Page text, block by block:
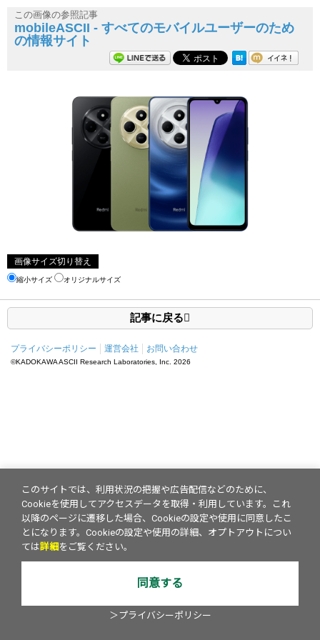
この画像の参照記事
mobileASCII - すべてのモバイルユーザーのため
の情報サイト
画像サイズ切り替え
縮小サイズ オリジナルサイズ
記事に戻る
プライバシーポリシー 運営会社 お問い合わせ
©KADOKAWA ASCII Research Laboratories, Inc. 2026
このサイトでは、利用状況の把握や広告配信などのために、
Cookieを使用してアクセスデータを取得・利用しています。これ
以降のページに遷移した場合、Cookieの設定や使用に同意したこ
とになります。Cookieの設定や使用の詳細、オプトアウトについ
ては詳細 をご覧ください。
同意する
＞プライバシーポリシー